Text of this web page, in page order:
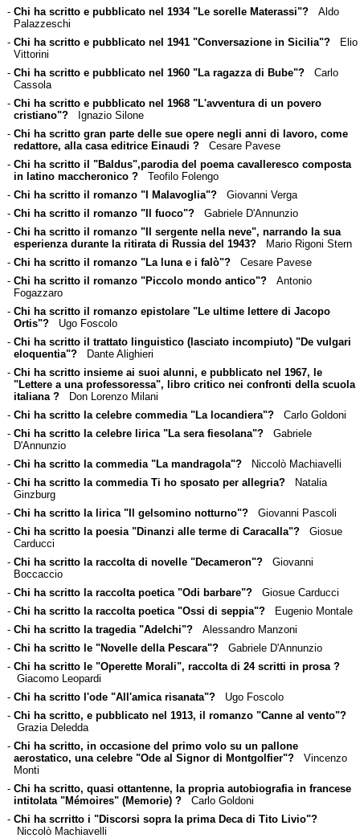
- Chi ha scritto e pubblicato nel 1934 "Le sorelle Materassi"?Aldo
Palazzeschi
- Chi ha scritto e pubblicato nel 1941 "Conversazione in Sicilia"?Elio
Vittorini
- Chi ha scritto e pubblicato nel 1960 "La ragazza di Bube"?Carlo
Cassola
- Chi ha scritto e pubblicato nel 1968 "L'avventura di un povero
cristiano"?Ignazio Silone
- Chi ha scritto gran parte delle sue opere negli anni di lavoro, come
redattore, alla casa editrice Einaudi ?Cesare Pavese
- Chi ha scritto il "Baldus",parodia del poema cavalleresco composta
in latino maccheronico ?Teofilo Folengo
- Chi ha scritto il romanzo "I Malavoglia"?Giovanni Verga
- Chi ha scritto il romanzo "Il fuoco"?Gabriele D'Annunzio
- Chi ha scritto il romanzo "Il sergente nella neve", narrando la sua
esperienza durante la ritirata di Russia del 1943?Mario Rigoni Stern
- Chi ha scritto il romanzo "La luna e i falò"?Cesare Pavese
- Chi ha scritto il romanzo "Piccolo mondo antico"?Antonio
Fogazzaro
- Chi ha scritto il romanzo epistolare "Le ultime lettere di Jacopo
Ortis"?Ugo Foscolo
- Chi ha scritto il trattato linguistico (lasciato incompiuto) "De vulgari
eloquentia"?Dante Alighieri
- Chi ha scritto insieme ai suoi alunni, e pubblicato nel 1967, le
"Lettere a una professoressa", libro critico nei confronti della scuola
italiana ?Don Lorenzo Milani
- Chi ha scritto la celebre commedia "La locandiera"?Carlo Goldoni
- Chi ha scritto la celebre lirica "La sera fiesolana"?Gabriele
D'Annunzio
- Chi ha scritto la commedia "La mandragola"?Niccolò Machiavelli
- Chi ha scritto la commedia Ti ho sposato per allegria?Natalia
Ginzburg
- Chi ha scritto la lirica "Il gelsomino notturno"?Giovanni Pascoli
- Chi ha scritto la poesia "Dinanzi alle terme di Caracalla"?Giosue
Carducci
- Chi ha scritto la raccolta di novelle "Decameron"?Giovanni
Boccaccio
- Chi ha scritto la raccolta poetica "Odi barbare"?Giosue Carducci
- Chi ha scritto la raccolta poetica "Ossi di seppia"?Eugenio Montale
- Chi ha scritto la tragedia "Adelchi"?Alessandro Manzoni
- Chi ha scritto le "Novelle della Pescara"?Gabriele D'Annunzio
- Chi ha scritto le "Operette Morali", raccolta di 24 scritti in prosa ?
Giacomo Leopardi
- Chi ha scritto l'ode "All'amica risanata"?Ugo Foscolo
- Chi ha scritto, e pubblicato nel 1913, il romanzo "Canne al vento"?
Grazia Deledda
- Chi ha scritto, in occasione del primo volo su un pallone
aerostatico, una celebre "Ode al Signor di Montgolfier"?Vincenzo
Monti
- Chi ha scritto, quasi ottantenne, la propria autobiografia in francese
intitolata "Mémoires" (Memorie) ?Carlo Goldoni
- Chi ha scrritto i "Discorsi sopra la prima Deca di Tito Livio"?
Niccolò Machiavelli